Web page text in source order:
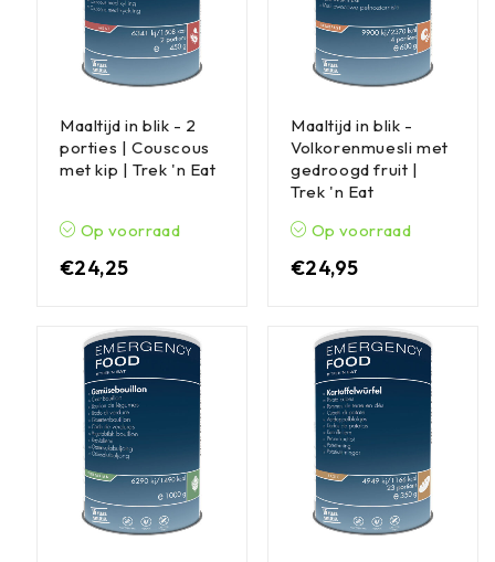
Maaltijd in blik - 2
porties | Couscous
met kip | Trek 'n Eat
Op voorraad
€24,25
Maaltijd in blik -
Volkorenmuesli met
gedroogd fruit |
Trek 'n Eat
Op voorraad
€24,95